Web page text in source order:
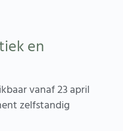
en
vanaf 23 april
zelfstandig